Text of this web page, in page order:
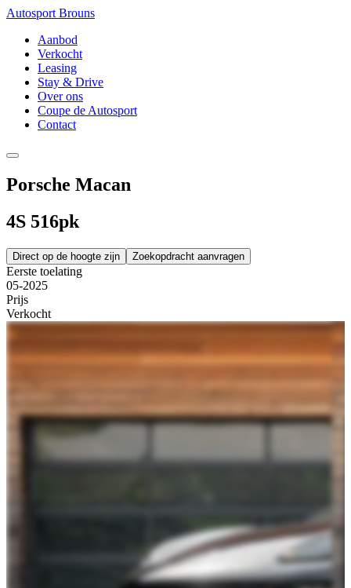
Autosport Brouns
Aanbod
Verkocht
Leasing
Stay & Drive
Over ons
Coupe de Autosport
Contact
Porsche Macan
4S 516pk
Direct op de hoogte zijn Zoekopdracht aanvragen
Eerste toelating
05-2025
Prijs
Verkocht